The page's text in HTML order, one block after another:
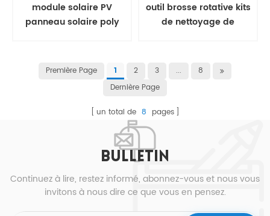
module solaire PV
panneau solaire poly
outil brosse rotative kits
de nettoyage de
Première Page 1 2 3 ...
8
Dernière Page
un total de 8 pages
BULLETIN
Continuez à lire, restez informé, abonnez-vous et nous vous
invitons à nous dire ce que vous en pensez.